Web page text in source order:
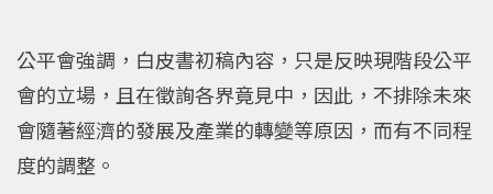
公平會強調，白皮書初稿內容，只是反映現階段公平
會的立場，且在徵詢各界竟見中，因此，不排除未來
會隨著經濟的發展及產業的轉變等原因，而有不同程
度的調整。